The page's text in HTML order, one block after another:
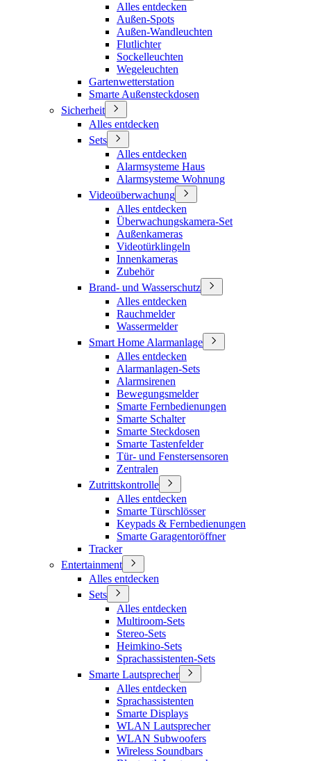
Alles entdecken
Außen-Spots
Außen-Wandleuchten
Flutlichter
Sockelleuchten
Wegeleuchten
Gartenwetterstation
Smarte Außensteckdosen
Sicherheit
Alles entdecken
Sets
Alles entdecken
Alarmsysteme Haus
Alarmsysteme Wohnung
Videoüberwachung
Alles entdecken
Überwachungskamera-Set
Außenkameras
Videotürklingeln
Innenkameras
Zubehör
Brand- und Wasserschutz
Alles entdecken
Rauchmelder
Wassermelder
Smart Home Alarmanlage
Alles entdecken
Alarmanlagen-Sets
Alarmsirenen
Bewegungsmelder
Smarte Fernbedienungen
Smarte Schalter
Smarte Steckdosen
Smarte Tastenfelder
Tür- und Fenstersensoren
Zentralen
Zutrittskontrolle
Alles entdecken
Smarte Türschlösser
Keypads & Fernbedienungen
Smarte Garagentoröffner
Tracker
Entertainment
Alles entdecken
Sets
Alles entdecken
Multiroom-Sets
Stereo-Sets
Heimkino-Sets
Sprachassistenten-Sets
Smarte Lautsprecher
Alles entdecken
Sprachassistenten
Smarte Displays
WLAN Lautsprecher
WLAN Subwoofers
Wireless Soundbars